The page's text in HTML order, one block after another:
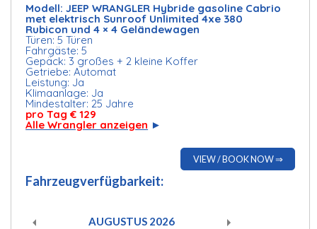
Modell: JEEP WRANGLER Hybride gasoline Cabrio
met elektrisch Sunroof Unlimited 4xe 380
Rubicon und 4 × 4 Geländewagen
Türen: 5 Türen
Fahrgäste: 5
Gepäck: 3 großes + 2 kleine Koffer
Getriebe: Automat
Leistung: Ja
Klimaanlage: Ja
Mindestalter: 25 Jahre
pro Tag € 129
Alle Wrangler anzeigen ►
VIEW / BOOK NOW ⇒
Fahrzeugverfügbarkeit:
AUGUSTUS 2026